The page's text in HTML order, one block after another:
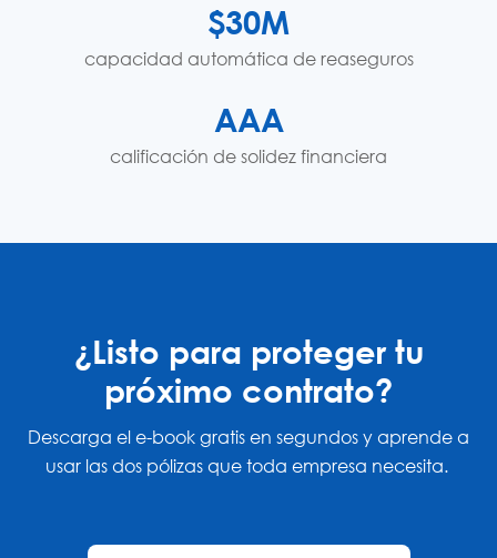
$30M
capacidad automática de reaseguros
AAA
calificación de solidez financiera
¿Listo para proteger tu
próximo contrato?
Descarga el e-book gratis en segundos y aprende a
usar las dos pólizas que toda empresa necesita.